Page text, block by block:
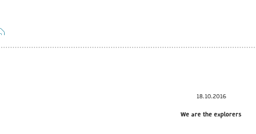
18.10.2016
We are the explorers